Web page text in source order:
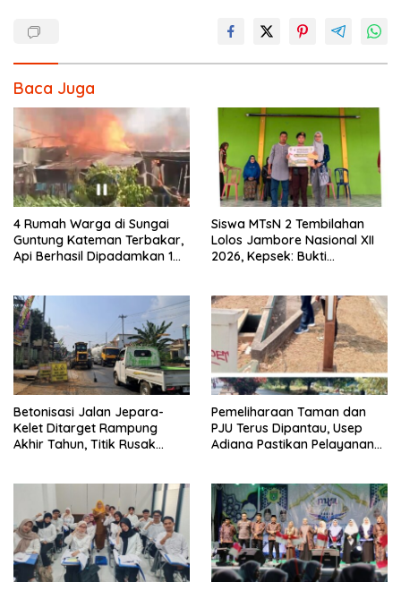
Baca Juga
4 Rumah Warga di Sungai
Guntung Kateman Terbakar,
Api Berhasil Dipadamkan 1
Siswa MTsN 2 Tembilahan
Lolos Jambore Nasional XII
2026, Kepsek: Bukti
Betonisasi Jalan Jepara-
Kelet Ditarget Rampung
Akhir Tahun, Titik Rusak
Pemeliharaan Taman dan
PJU Terus Dipantau, Usep
Adiana Pastikan Pelayanan